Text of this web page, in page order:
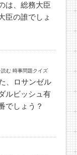
は、総務大臣
臣の誰でしょ
む 時事問題クイズ
、ロサンゼル
ルビッシュ有
でしょう？